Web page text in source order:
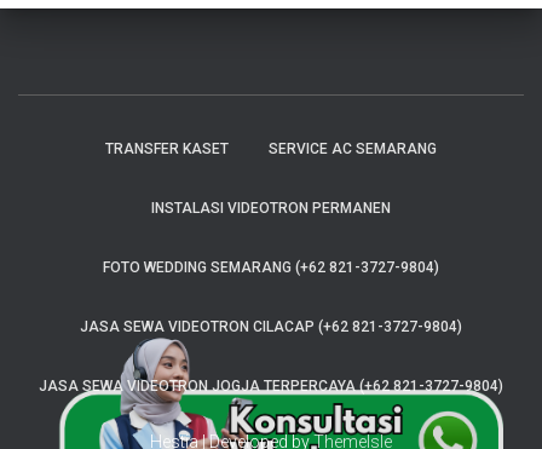
TRANSFER KASET SERVICE AC SEMARANG
INSTALASI VIDEOTRON PERMANEN
FOTO WEDDING SEMARANG (+62 821-3727-9804)
JASA SEWA VIDEOTRON CILACAP (+62 821-3727-9804)
JASA SEWA VIDEOTRON JOGJA TERPERCAYA (+62 821-3727-9804)
Hestia | Developed byThemeIsle